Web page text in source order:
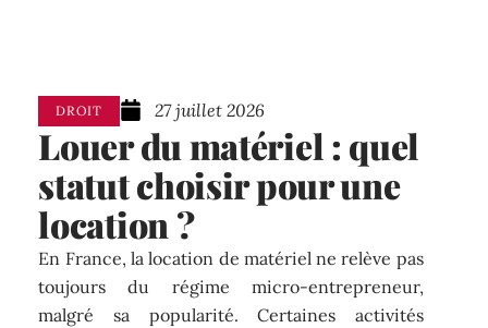
DROIT 27 juillet 2026
Louer du matériel : quel
statut choisir pour une
location ?
En France, la location de matériel ne relève pas
toujours du régime micro-entrepreneur,
malgré sa popularité. Certaines activités